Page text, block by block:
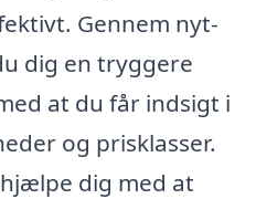
Gennem nyt-
dig en tryggere
at du får indsigt i
og prisklasser.
dig med at